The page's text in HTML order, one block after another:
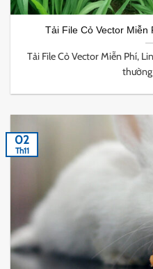
Tải File Cỏ Vector Miễn
Tải File Cỏ Vector Miễn Phí,
02
Th11